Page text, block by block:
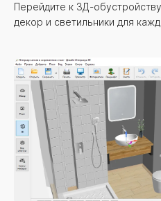
Перейдите к 3Д-
декор и светильники для